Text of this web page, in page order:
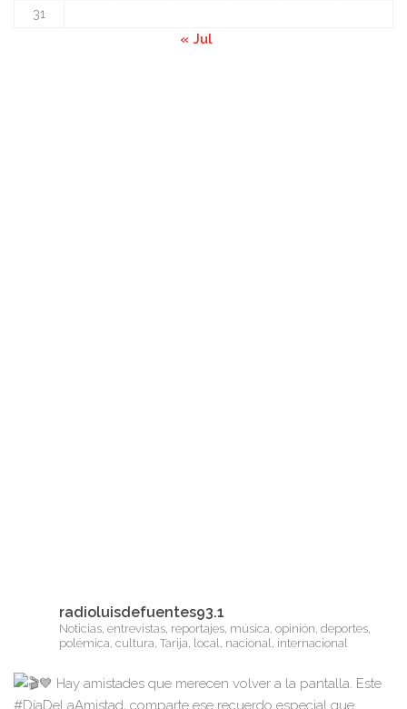
31
« Jul
radioluisdefuentes93.1
Noticias, entrevistas, reportajes, música, opinión, deportes,
polémica, cultura, Tarija, local, nacional, internacional